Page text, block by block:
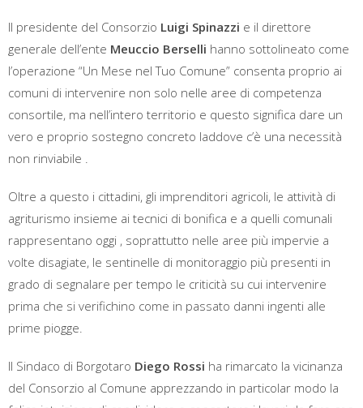
Il presidente del Consorzio Luigi Spinazzi e il direttore
generale dell’ente Meuccio Berselli hanno sottolineato come
l’operazione “Un Mese nel Tuo Comune” consenta proprio ai
comuni di intervenire non solo nelle aree di competenza
consortile, ma nell’intero territorio e questo significa dare un
vero e proprio sostegno concreto laddove c’è una necessità
non rinviabile .
Oltre a questo i cittadini, gli imprenditori agricoli, le attività di
agriturismo insieme ai tecnici di bonifica e a quelli comunali
rappresentano oggi , soprattutto nelle aree più impervie a
volte disagiate, le sentinelle di monitoraggio più presenti in
grado di segnalare per tempo le criticità su cui intervenire
prima che si verifichino come in passato danni ingenti alle
prime piogge.
Il Sindaco di Borgotaro Diego Rossi ha rimarcato la vicinanza
del Consorzio al Comune apprezzando in particolar modo la